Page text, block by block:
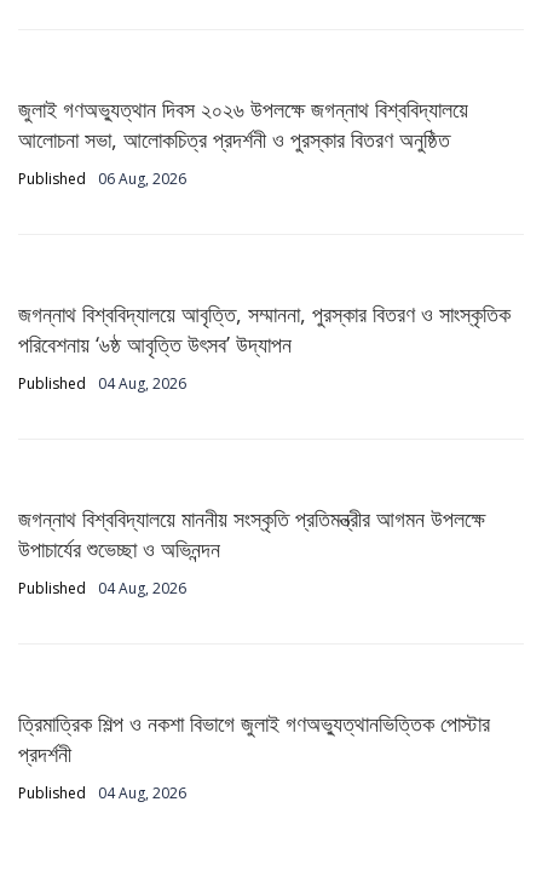
জুলাই গণঅভ্যুত্থান দিবস ২০২৬ উপলক্ষে জগন্নাথ বিশ্ববিদ্যালয়ে
আলোচনা সভা, আলোকচিত্র প্রদর্শনী ও পুরস্কার বিতরণ অনুষ্ঠিত
Published 06 Aug, 2026
জগন্নাথ বিশ্ববিদ্যালয়ে আবৃত্তি, সম্মাননা, পুরস্কার বিতরণ ও সাংস্কৃতিক
পরিবেশনায় ‘৬ষ্ঠ আবৃত্তি উৎসব’ উদ্‌যাপন
Published 04 Aug, 2026
জগন্নাথ বিশ্ববিদ্যালয়ে মাননীয় সংস্কৃতি প্রতিমন্ত্রীর আগমন উপলক্ষে
উপাচার্যের শুভেচ্ছা ও অভিনন্দন
Published 04 Aug, 2026
ত্রিমাত্রিক শিল্প ও নকশা বিভাগে জুলাই গণঅভ্যুত্থানভিত্তিক পোস্টার
প্রদর্শনী
Published 04 Aug, 2026